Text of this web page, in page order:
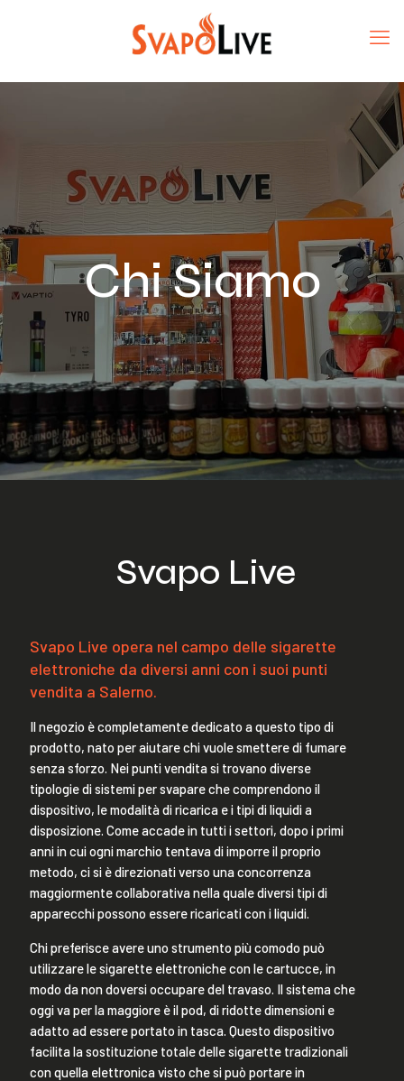
Chi Siamo
Svapo Live
Svapo Live opera nel campo delle sigarette
elettroniche da diversi anni con i suoi punti
vendita a Salerno.
Il negozio è completamente dedicato a questo tipo di
prodotto, nato per aiutare chi vuole smettere di fumare
senza sforzo. Nei punti vendita si trovano diverse
tipologie di sistemi per svapare che comprendono il
dispositivo, le modalità di ricarica e i tipi di liquidi a
disposizione. Come accade in tutti i settori, dopo i primi
anni in cui ogni marchio tentava di imporre il proprio
metodo, ci si è direzionati verso una concorrenza
maggiormente collaborativa nella quale diversi tipi di
apparecchi possono essere ricaricati con i liquidi.
Chi preferisce avere uno strumento più comodo può
utilizzare le sigarette elettroniche con le cartucce, in
modo da non doversi occupare del travaso. Il sistema che
oggi va per la maggiore è il pod, di ridotte dimensioni e
adatto ad essere portato in tasca. Questo dispositivo
facilita la sostituzione totale delle sigarette tradizionali
con quella elettronica visto che si può portare in